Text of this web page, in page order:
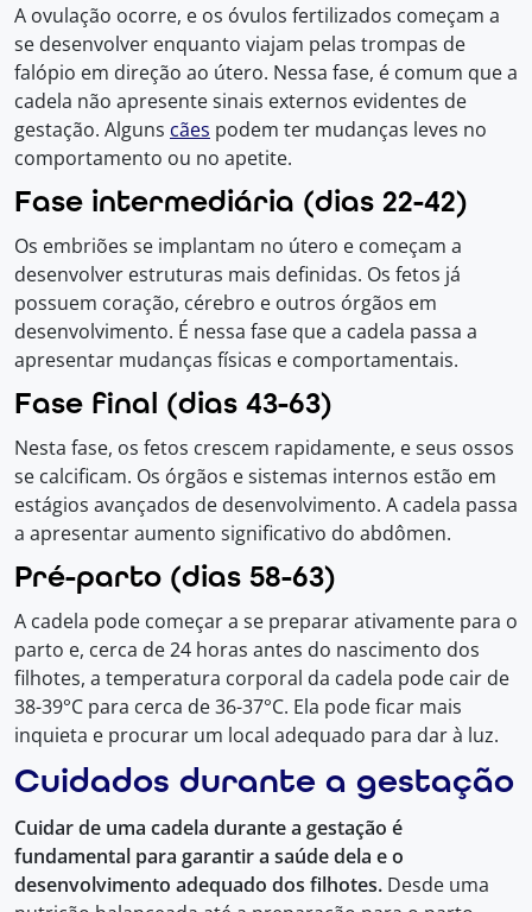
A ovulação ocorre, e os óvulos fertilizados começam a
se desenvolver enquanto viajam pelas trompas de
falópio em direção ao útero. Nessa fase, é comum que a
cadela não apresente sinais externos evidentes de
gestação. Alguns cães podem ter mudanças leves no
comportamento ou no apetite.
Fase intermediária (dias 22-42)
Os embriões se implantam no útero e começam a
desenvolver estruturas mais definidas. Os fetos já
possuem coração, cérebro e outros órgãos em
desenvolvimento. É nessa fase que a cadela passa a
apresentar mudanças físicas e comportamentais.
Fase final (dias 43-63)
Nesta fase, os fetos crescem rapidamente, e seus ossos
se calcificam. Os órgãos e sistemas internos estão em
estágios avançados de desenvolvimento. A cadela passa
a apresentar aumento significativo do abdômen.
Pré-parto (dias 58-63)
A cadela pode começar a se preparar ativamente para o
parto e, cerca de 24 horas antes do nascimento dos
filhotes, a temperatura corporal da cadela pode cair de
38-39°C para cerca de 36-37°C. Ela pode ficar mais
inquieta e procurar um local adequado para dar à luz.
Cuidados durante a gestação
Cuidar de uma cadela durante a gestação é
fundamental para garantir a saúde dela e o
desenvolvimento adequado dos filhotes. Desde uma